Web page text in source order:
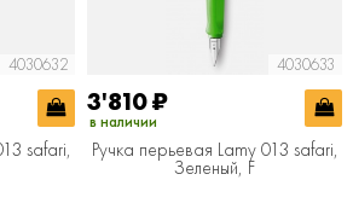
4030632
safari,
4030633
3'810₽
в наличии
Ручка перьевая Lamy 013 safari,
Зеленый, F